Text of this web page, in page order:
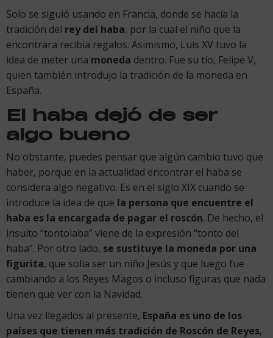
Solo se siguió usando en Francia, donde se hacía la
tradición del rey del haba, por la cual el niño que la
encontrara recibía regalos. Asimismo, Luis XV tuvo la
idea de meter una moneda dentro. Fue su tío, Felipe V,
quien también introdujo la tradición de la moneda en
España.
El haba dejó de ser
algo bueno
No obstante, puedes pensar que algún cambio tuvo que
haber, porque en la actualidad encontrar el haba se
considera algo negativo. Es en el siglo XIX cuando se
introduce la idea de que la persona que encuentre el
haba es la encargada de pagar el roscón. De hecho, el
insulto “tontolaba” viene de la expresión “tonto del
haba”. Por otro lado, se sustituye la moneda por una
figurita, que solía ser un niño Jesús y que luego fue
cambiando a los Reyes Magos o incluso figuras que nada
tienen que ver con la Navidad.
Una vez llegados al presente, España es uno de los
países que tienen más tradición de Roscón de Reyes,